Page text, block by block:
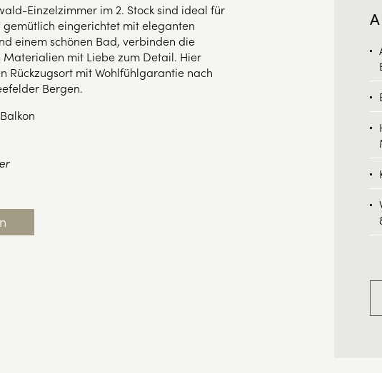
Einzelzimmer im 2. Stock sind ideal für
eingerichtet mit eleganten
einem schönen Bad, verbinden die
mit Liebe zum Detail. Hier
Rückzugsort mit Wohlfühlgarantie nach
Bergen.